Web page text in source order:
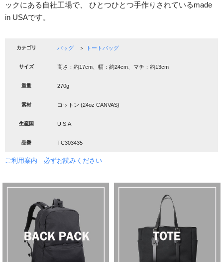
ックにある自社工場で、 ひとつひとつ手作りされているmade
in USAです。
カテゴリ バッグ ＞ トートバッグ
サイズ 高さ：約17cm、幅：約24cm、マチ：約13cm
重量 270g
素材 コットン (24oz CANVAS)
生産国 U.S.A.
品番 TC303435
ご利用案内 必ずお読みください